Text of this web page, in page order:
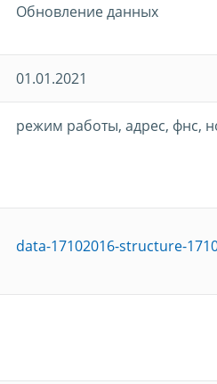
Обновление данных
01.01.2021
режим работы, адрес, фнс,
data-17102016-structure-